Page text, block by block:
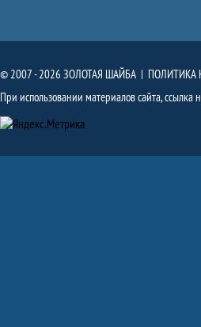
© 2007 - 2026 ЗОЛОТАЯ ШАЙБА | ПОЛИТИКА
При использовании материалов сайта, ссылка